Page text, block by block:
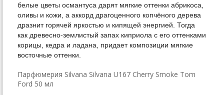
белые цветы османтуса дарят мягкие оттенки абрикоса,
оливы и кожи, а аккорд драгоценного копчёного дерева
дразнит горячей яркостью и кипящей энергией. Тогда
как древесно-землистый запах киприола с его оттенками
корицы, кедра и ладана, придает композиции мягкие
восточные оттенки.
Парфюмерия Silvana Silvana U167 Cherry Smoke Tom
Ford 50 мл